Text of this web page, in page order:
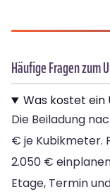
Häufige Fragen zum
Was kostet ein
Die Beiladung
€ je Kubikmeter.
2.050 €
Etage, Termin